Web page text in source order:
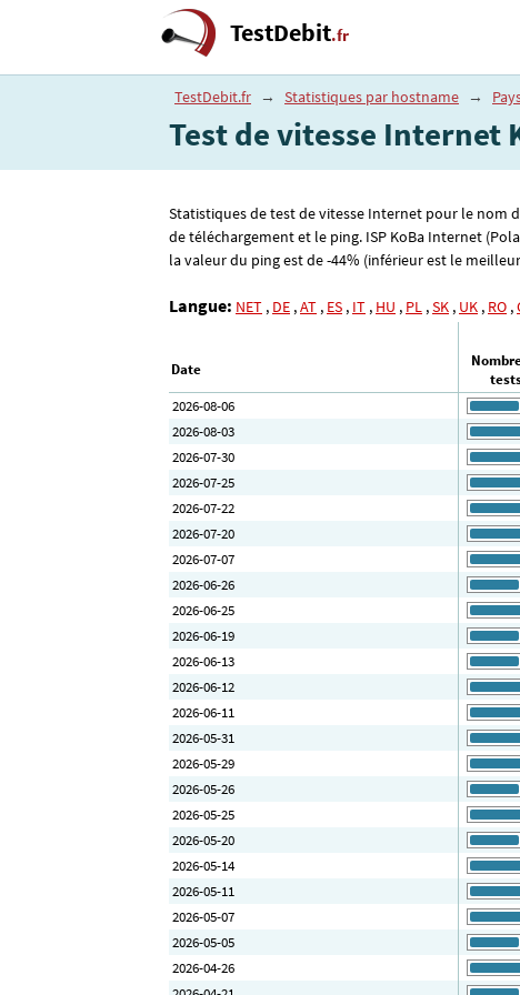
TestDebit.fr
TestDebit.fr → Statistiques par hostname →
Test de vitesse Internet
Statistiques de test de vitesse Internet pour le nom
de téléchargement et le ping. ISP KoBa Internet
la valeur du ping est de -44% (inférieur est le
Langue: NET , DE ,AT , ES , IT , HU , PL ,SK , UK , RO ,
Date
2026-08-06
2026-08-03
2026-07-30
2026-07-25
2026-07-22
2026-07-20
2026-07-07
2026-06-26
2026-06-25
2026-06-19
2026-06-13
2026-06-12
2026-06-11
2026-05-31
2026-05-29
2026-05-26
2026-05-25
2026-05-20
2026-05-14
2026-05-11
2026-05-07
2026-05-05
2026-04-26